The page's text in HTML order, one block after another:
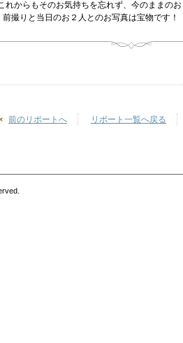
からもそのお気持ちを忘れず、今のままの
撮りと当日のお２人とのお写真は宝物です
前のリポートへ リポート一覧へ戻る